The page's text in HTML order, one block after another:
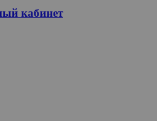
кабинет